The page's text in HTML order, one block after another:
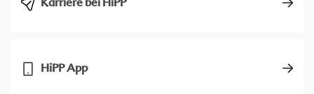
HiPP App